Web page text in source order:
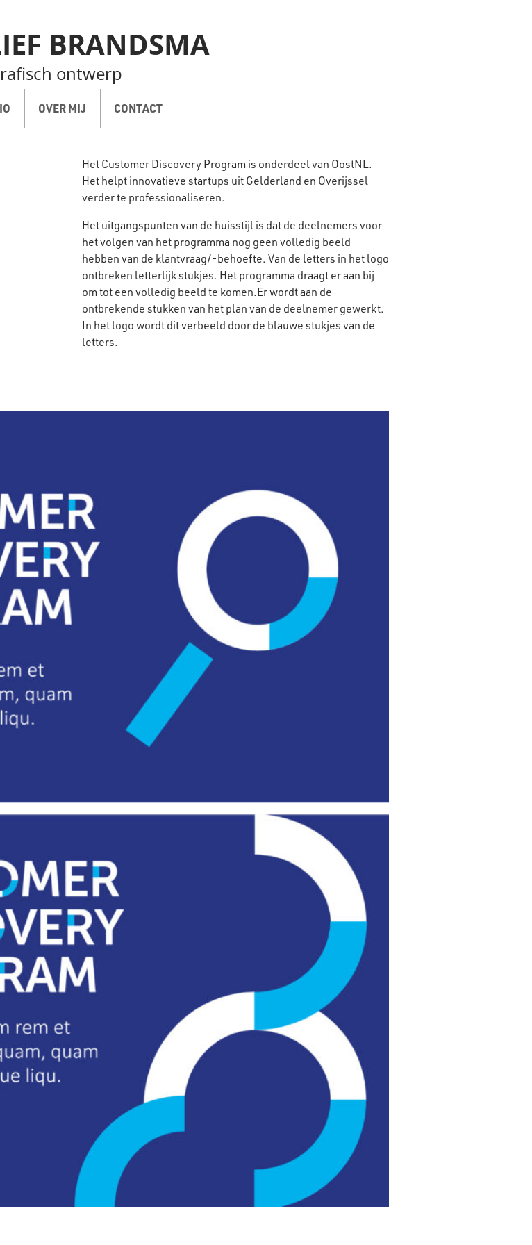
BRANDSMA
ontwerp
OVER MIJ CONTACT
Het Customer Discovery Program is onderdeel van OostNL.
Het helpt innovatieve startups uit Gelderland en Overijssel
verder te professionaliseren.
Het uitgangspunten van de huisstijl is dat de deelnemers voor
het volgen van het programma nog geen volledig beeld
hebben van de klantvraag/-behoefte. Van de letters in het logo
ontbreken letterlijk stukjes. Het programma draagt er aan bij
om tot een volledig beeld te komen.Er wordt aan de
ontbrekende stukken van het plan van de deelnemer gewerkt.
In het logo wordt dit verbeeld door de blauwe stukjes van de
letters.